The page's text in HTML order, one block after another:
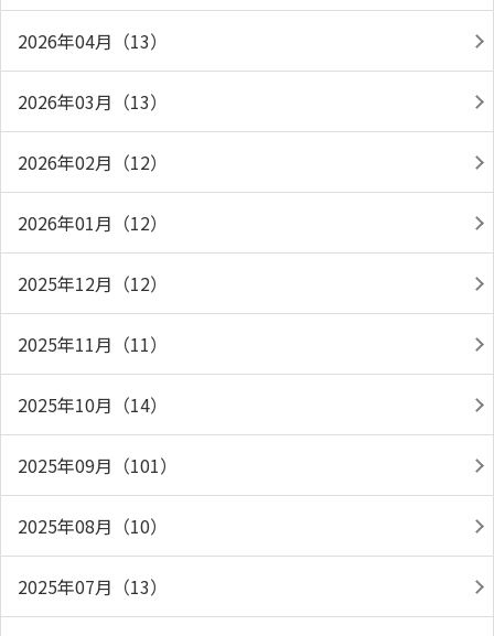
2026年04月（13）
2026年03月（13）
2026年02月（12）
2026年01月（12）
2025年12月（12）
2025年11月（11）
2025年10月（14）
2025年09月（101）
2025年08月（10）
2025年07月（13）